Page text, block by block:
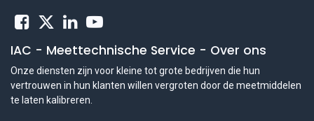
IAC - Meettechnische Service - Over ons
Onze diensten zijn voor kleine tot grote bedrijven die hun
vertrouwen in hun klanten willen vergroten door de meetmiddelen
te laten kalibreren.